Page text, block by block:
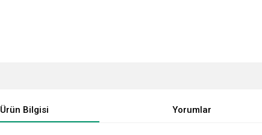
Ürün Bilgisi Yorumlar